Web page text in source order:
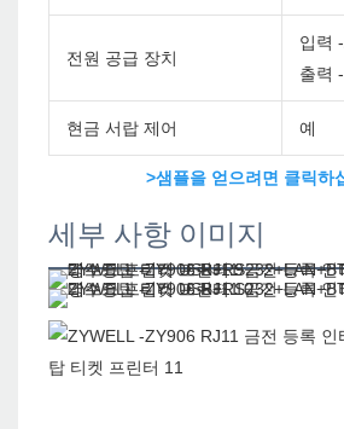
전원 공급 장치
입력
출력
현금 서랍 제어 예
>샘플을 얻으려면 클릭하
세부 사항 이미지